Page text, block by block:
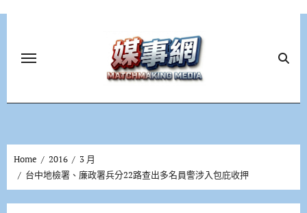
Home 2016
3 月
台中地檢署、廉政署兵分22路查出多名員警涉入包庇收押